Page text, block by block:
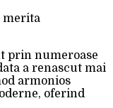
merita
prin numeroase
a renascut mai
armonios
oferind